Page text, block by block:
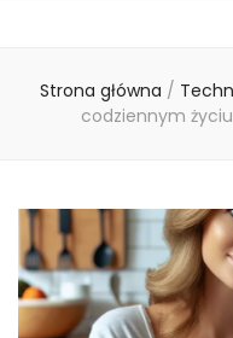
Strona główna /
codziennym